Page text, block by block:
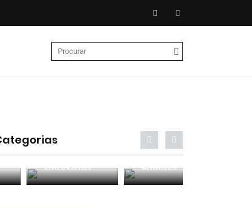
Entrevistas Análises